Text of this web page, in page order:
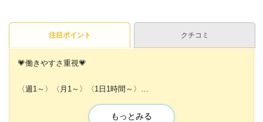
注目ポイント クチコミ
💗働きやすさ重視💗
〈週1～〉〈月1～〉〈1日1時間～〉
好きなだけ働くことができます😆💕
もっとみる